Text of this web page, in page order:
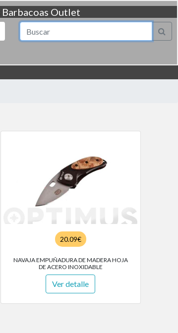
Barbacoas Outlet
20.09€
NAVAJA EMPUÑADURA DE MADERA HOJA
DE ACERO INOXIDABLE
Ver detalle